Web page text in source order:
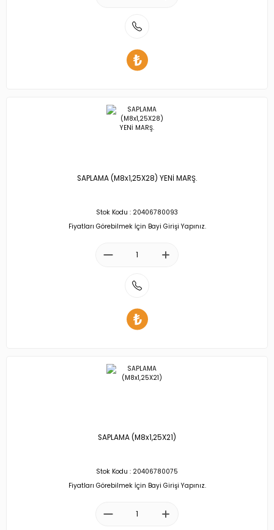
SAPLAMA (M8x1,25X28) YENİ MARŞ.
Stok Kodu : 20406780093
Fiyatları Görebilmek İçin Bayi Girişi Yapınız.
SAPLAMA (M8x1,25X21)
Stok Kodu : 20406780075
Fiyatları Görebilmek İçin Bayi Girişi Yapınız.